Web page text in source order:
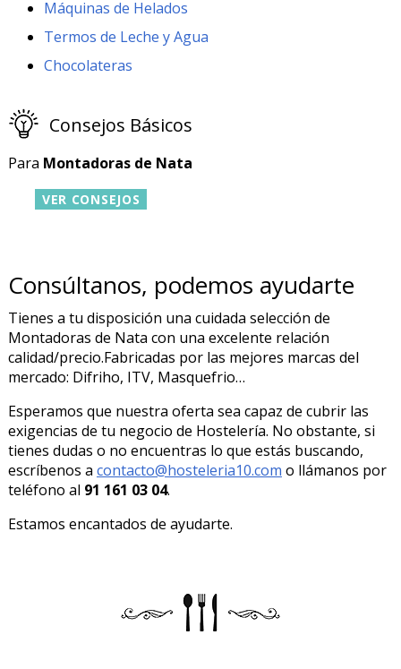
Máquinas de Helados
Termos de Leche y Agua
Chocolateras
Consejos Básicos
Para Montadoras de Nata
VER CONSEJOS
Consúltanos, podemos ayudarte
Tienes a tu disposición una cuidada selección de
Montadoras de Nata con una excelente relación
calidad/precio.Fabricadas por las mejores marcas del
mercado: Difriho, ITV, Masquefrio…
Esperamos que nuestra oferta sea capaz de cubrir las
exigencias de tu negocio de Hostelería. No obstante, si
tienes dudas o no encuentras lo que estás buscando,
escríbenos a contacto@hosteleria10.com o llámanos por
teléfono al 91 161 03 04.
Estamos encantados de ayudarte.